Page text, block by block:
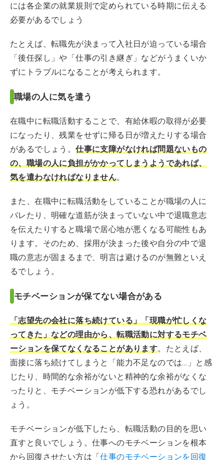
には各企業の就業規則で定められている時期に伝える
必要があるでしょう
たとえば、転職先が決まって入社日が迫っている場合
「後任探し」や「仕事の引き継ぎ」などがうまくいか
ずにトラブルになることが考えられます。
職場の人に気を遣う
在職中に転職活動することで、有給休暇の取得が必要
になったり、残業をせずに帰る日が増えたりする場合
があるでしょう。仕事に支障がなければ問題ないもの
の、職場の人に負担がかかってしまうようであれば、
気を遣わなければなりません。
また、在職中に転職活動をしていることが職場の人に
バレたり、明確な道筋が決まっていない中で退職意志
を伝えたりすると職場で居心地が悪くなる可能性もあ
ります。そのため、採用が決まった後や自分の中で退
職の意志が固まるまで、明言は避けるのが無難といえ
るでしょう。
モチベーションが保てない場合がある
「志望先の会社に落ち続けている」「現職が忙しくな
ってきた」などの理由から、転職活動に対するモチベ
ーションを保てなくなることがあります。たとえば、
面接に落ち続けてしまうと「能力不足なのでは…」と感
じたり、時間的な余裕がないと精神的な余裕がなくな
ったりと、モチベーションが低下する恐れがあるでし
ょう。
モチベーションが低下したら、転職活動の目的を思い
直すと良いでしょう。仕事へのモチベーションを根本
から回復させたい方は「仕事のモチベーションを回復